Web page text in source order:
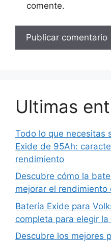
comente.
Ultimas
Todo lo que necesitas
Exide de 95Ah:
rendimiento
Descubre cómo la
mejorar el rendimiento
Batería Exide para
completa para elegir
Descubre los mejores